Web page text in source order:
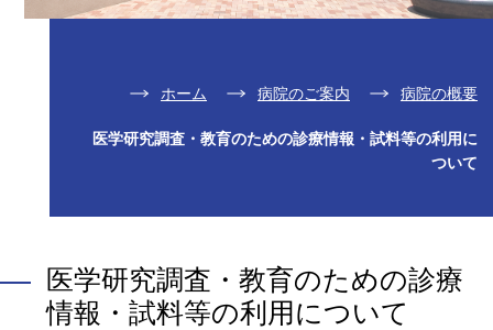
ホーム 病院のご案内 病院の概要
医学研究調査・教育のための診療情報・試料等の利用に
ついて
医学研究調査・教育のための診療
情報・試料等の利用について